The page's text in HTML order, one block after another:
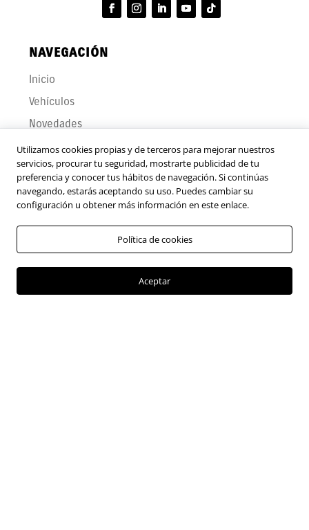
NAVEGACIÓN
Inicio
Vehículos
Novedades
Contáctanos
Trabaja con nosotros
Programa de transparencia y ética empresarial
Términos y condiciones del uso del sitio web
Política de tratamiento de datos personales
Política de tratamiento de cookies
Utilizamos cookies propias y de terceros para mejorar nuestros
servicios, procurar tu seguridad, mostrarte publicidad de tu
preferencia y conocer tus hábitos de navegación. Si continúas
navegando, estarás aceptando su uso. Puedes cambiar su
configuración u obtener más información en este enlace.
Política de cookies
Aceptar